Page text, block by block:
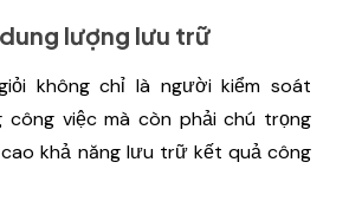
lượng lưu trữ
không chỉ là người kiểm soát
việc mà còn phải chú trọng
khả năng lưu trữ kết quả công